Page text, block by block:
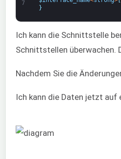
7
}
Ich kann die Schnittstelle
Schnittstellen überwachen.
Nachdem Sie die
Ich kann die Daten jetzt auf